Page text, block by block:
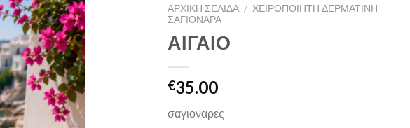
Πρόσθήκη
στην λίστα
επιθυμιών
ΑΡΧΙΚΉ ΣΕΛΊΔΑ / ΧΕΙΡΟΠΟΙΗΤΗ ΔΕΡΜΑΤΙΝΗ
ΣΑΓΙΟΝΑΡΑ
ΑΙΓΑΙΟ
€35.00
σαγιοναρες